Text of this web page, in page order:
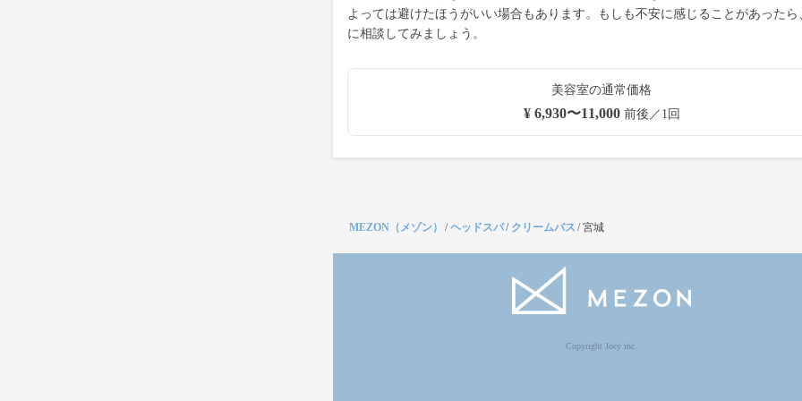
よっては避けたほうがいい場合もあります。もしも不安に感じることがあったら
に相談してみましょう。
美容室の通常価格
¥ 6,930〜11,000前後／1回
MEZON（メゾン） /ヘッドスパ/ クリームバス /宮城
Copyright Jocy inc.